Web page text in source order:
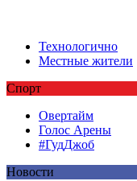
Технологично
Местные жители
Спорт
Овертайм
Голос Арены
#ГудДжоб
Новости